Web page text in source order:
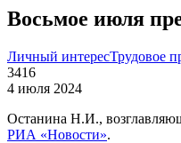
Восьмое июля
Личный интересТрудовое
3416
4 июля 2024
Останина Н.И.,
РИА «Новости».